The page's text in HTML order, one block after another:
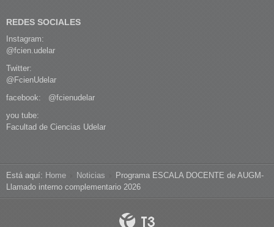
REDES SOCIALES
Instagram:
@fcien.udelar
Twitter:
@FcienUdelar
facebook: @fcienudelar
you tube:
Facultad de Ciencias Udelar
Está aquí: Home Noticias
Programa ESCALA DOCENTE de AUGM-
Llamado interno complementario 2026